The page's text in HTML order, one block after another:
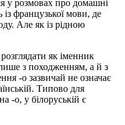
у розмовах про домашні
французької мови, де
Але як із рідною
як іменник
з походженням, а й з
-о зазвичай не означає
Типово для
-о, у білоруській є